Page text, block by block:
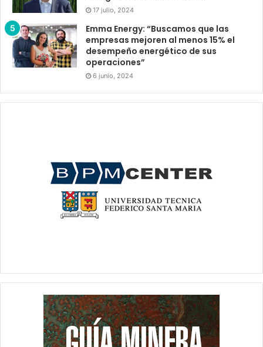
17 julio, 2024
Emma Energy: “Buscamos que las
empresas mejoren al menos 15% el
desempeño energético de sus
operaciones”
6 junio, 2024